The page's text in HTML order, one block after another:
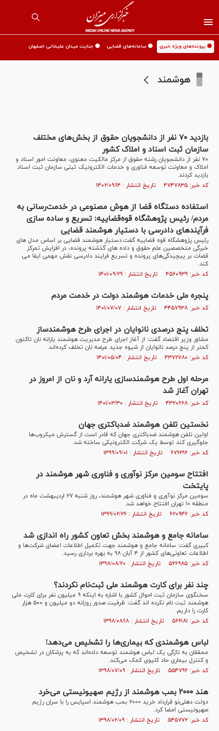
🟡 پرونده‌های ویژه خبری 🟡 سامانه‌های قضایی 🟡 جنایت میدان علیخانی اصفهان
هوشمند
بازدید ۷۰ نفر از دانشجویان حقوق از بخش‌های مختلف
سازمان ثبت اسناد و املاک کشور
۷۰ نفر از دانشجویان رشته حقوق از مرکز مالکیت معنوی، معاونت امور اسناد و
املاک و معاونت توسعه فناوری و خدمات الکترونیک ثبتی سازمان ثبت اسناد
بازدید کردند.
کد خبر: ۴۷۴۷۸۳۵ تاریخ انتشار : ۱۴۰۲/۰۹/۱۴
استفاده دستگاه قضا از هوش مصنوعی در خدمت‌رسانی به
مردم/ رئیس پژوهشگاه قوه‌قضاییه: تسریع و ساده سازی
فرآیندهای دادرسی با دستیار هوشمند قضایی
رئیس پژوهشگاه قوه قضاییه گفت:دستیار هوشمند قضایی بر اساس مدل های
خبرگی متخصصین علم حقوق و داده های گذشته پرونده، در افزایش تمرکز
قضات بر پیچیدگی‌های پرونده و تسریع فرایند دادرسی نقش مهمی ایفا می
کند.
کد خبر: ۴۵۶۰۹۳۹ تاریخ انتشار : ۱۴۰۱/۰۹/۲۹
پنجره ملی خدمات هوشمند دولت در خدمت مردم
کد خبر: ۴۴۵۷۹۳۸ تاریخ انتشار : ۱۴۰۱/۰۷/۰۷
تخلف پنج درصدی نانوایان در اجرای طرح هوشمندساز
مشاور وزیر اقتصاد گفت: از آغاز اجرای طرح مدیریت هوشمند یارانه نان تاکنون
کمتر از پنج درصد نانوایان از شیوه جدید عرضه نان تخلف کرده‌اند.
کد خبر: ۴۳۷۲۷۸۰ تاریخ انتشار : ۱۴۰۱/۰۵/۰۴
مرحله اول طرح هوشمندسازی یارانه آرد و نان از امروز در
تهران آغاز شد
کد خبر: ۴۳۲۰۶۶۸ تاریخ انتشار : ۱۴۰۱/۰۳/۳۰
نخستین تلفن هوشمند ضدباکتری جهان
اولین تلفن هوشمند ضدباکتری جهان که قادر است از گسترش میکروب‌ها
جلوگیری کند توسط یک شرکت الکترونیکی ساخته شد.
کد خبر: ۶۷۶۳۱۶ تاریخ انتشار : ۱۳۹۹/۰۹/۰۱
افتتاح سومین مرکز نوآوری و فناوری شهر هوشمند در
پایتخت
سومین مرکز نوآوری و فناوری شهر هوشمند، روز شنبه ۲۷ اردیبهشت ماه در
منطقه ۱۰ تهران افتتاح خواهد شد.
کد خبر: ۶۲۰۹۴۶ تاریخ انتشار : ۱۳۹۹/۰۲/۲۶
سامانه جامع و هوشمند بخش تعاون کشور راه اندازی شد
کبیری گفت: سامانه جامع و هوشمند جهت تکمیل اطلاعات اعضای شرکت‌ها و
اطلاعات تعاونی‌های کشور از ۴ آبان ۹۸ به بهره برداری رسید.
کد خبر: ۵۶۶۹۸۵ تاریخ انتشار : ۱۳۹۸/۰۸/۲۰
چند نفر برای کارت هوشمند ملی ثبت‌نام نکردند؟
سخنگوی سازمان ثبت احوال کشور با اشاره به اینکه ۹ میلیون نفر برای کارت ملی
هوشمند ثبت نام نکرده اند گفت: ظرفیت صدور روزانه دو میلیون و ۵۰۰ هزار
کارت را داریم.
کد خبر: ۵۶۶۱۸۱ تاریخ انتشار : ۱۳۹۸/۰۸/۱۸
لباس هوشمندی که بیماری‌ها را تشخیص می‌دهد!
محققان به تازگی یک لباس هوشمند توسعه داده‌اند که به پزشکان در تشخیص
و کنترل بیماری حاد کلیوی کمک می‌کند.
کد خبر: ۵۵۴۷۹۶ تاریخ انتشار : ۱۳۹۸/۰۷/۰۹
هند ۲۰۰۰ بمب هوشمند از رژیم صهیونیستی می‌خرد
دولت دهلی‌نو قرارداد خرید ۲۰۰۰ بمب هوشمند اسپایس را با سران رژیم
صهیونیستی امضا کرد.
کد خبر: ۵۴۵۷۷۲ تاریخ انتشار : ۱۳۹۸/۰۶/۰۹